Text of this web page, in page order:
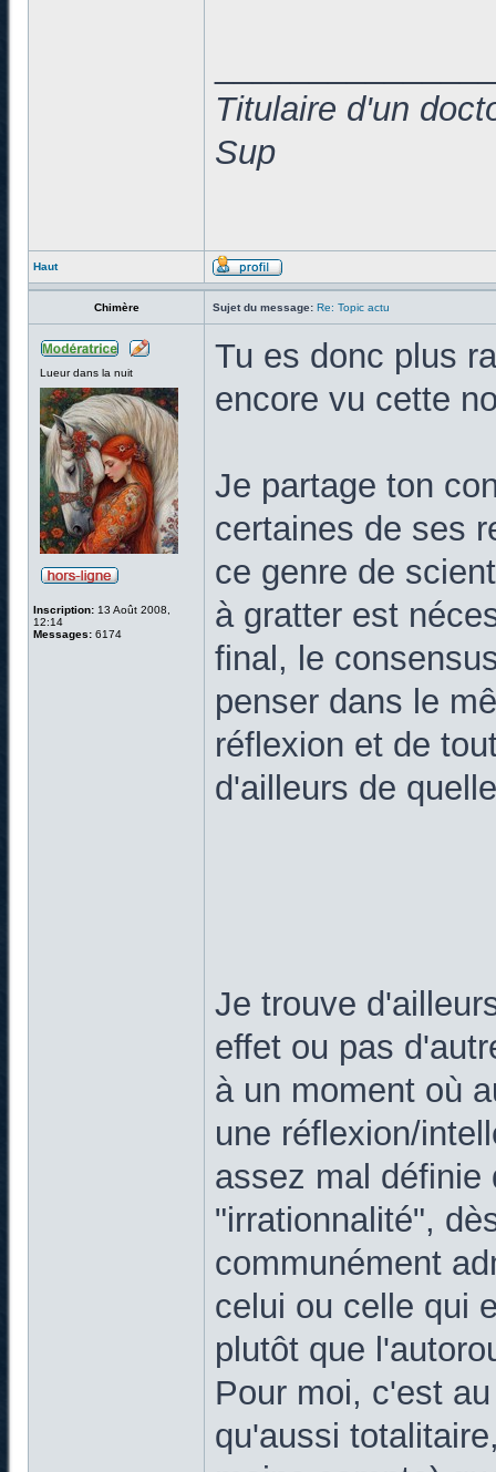
Titulaire d'un
Sup
Haut
Chimère Sujet du message: Re: Topic actu
Lueur dans la nuit
Inscription: 13 Août 2008,
12:14
Messages: 6174
Tu es donc plus
encore vu cette
Je partage ton
certaines de ses
ce genre de
à gratter est
final, le
penser dans le
réflexion et de
d'ailleurs de
Je trouve
effet ou pas
à un moment où
une réflexion/
assez mal définie
"irrationnalité",
communément
celui ou celle qui
plutôt que
Pour moi, c'est
qu'aussi